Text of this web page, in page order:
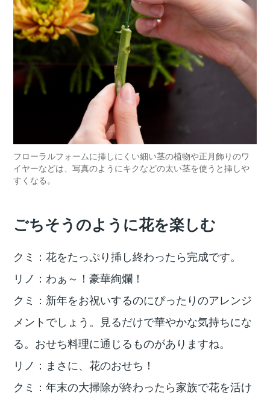
フローラルフォームに挿しにくい細い茎の植物や正月飾りのワ
イヤーなどは、写真のようにキクなどの太い茎を使うと挿しや
すくなる。
ごちそうのように花を楽しむ
クミ：花をたっぷり挿し終わったら完成です。
リノ：わぁ～！豪華絢爛！
クミ：新年をお祝いするのにぴったりのアレンジ
メントでしょう。見るだけで華やかな気持ちにな
る。おせち料理に通じるものがありますね。
リノ：まさに、花のおせち！
クミ：年末の大掃除が終わったら家族で花を活け